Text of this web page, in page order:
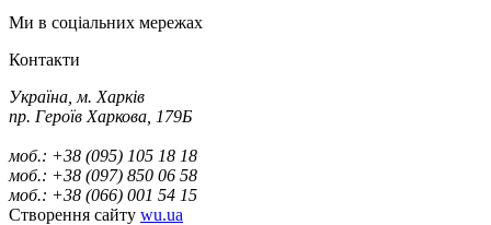
Ми в соціальних мережах
Контакти
Україна, м. Харків
пр. Героїв Харкова, 179Б
моб.: +38 (095) 105 18 18
моб.: +38 (097) 850 06 58
моб.: +38 (066) 001 54 15
Створення сайту wu.ua